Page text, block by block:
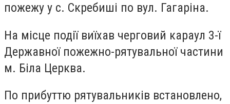
пожежу у с. Скребиші по вул. Гагаріна.
На місце події виїхав черговий караул 3-ї
Державної пожежно-рятувальної частини
м. Біла Церква.
По прибуттю рятувальників встановлено,